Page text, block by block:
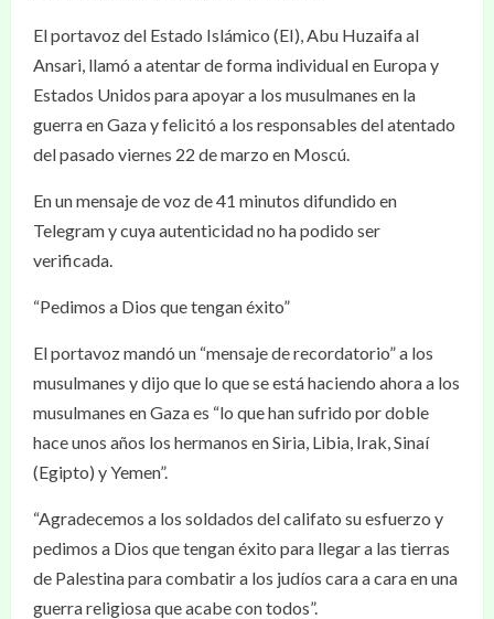
El portavoz del Estado Islámico (EI), Abu Huzaifa al
Ansari, llamó a atentar de forma individual en Europa y
Estados Unidos para apoyar a los musulmanes en la
guerra en Gaza y felicitó a los responsables del atentado
del pasado viernes 22 de marzo en Moscú.
En un mensaje de voz de 41 minutos difundido en
Telegram y cuya autenticidad no ha podido ser
verificada.
“Pedimos a Dios que tengan éxito”
El portavoz mandó un “mensaje de recordatorio” a los
musulmanes y dijo que lo que se está haciendo ahora a los
musulmanes en Gaza es “lo que han sufrido por doble
hace unos años los hermanos en Siria, Libia, Irak, Sinaí
(Egipto) y Yemen”.
“Agradecemos a los soldados del califato su esfuerzo y
pedimos a Dios que tengan éxito para llegar a las tierras
de Palestina para combatir a los judíos cara a cara en una
guerra religiosa que acabe con todos”.